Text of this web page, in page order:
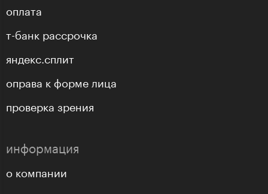
оплата
т-банк рассрочка
яндекс.сплит
оправа к форме лица
проверка зрения
информация
о компании